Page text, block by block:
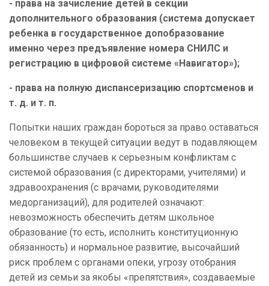
- права на зачисление детей в секции
дополнительного образования (система допускает
ребенка в государственное допобразование
именно через предъявление номера СНИЛС и
регистрацию в цифровой системе «Навигатор»);
- права на полную диспансеризацию спортсменов и
т. д. и т. п.
Попытки наших граждан бороться за право оставаться
человеком в текущей ситуации ведут в подавляющем
большинстве случаев к серьезным конфликтам с
системой образования (с директорами, учителями) и
здравоохранения (с врачами, руководителями
медорганизаций), для родителей означают:
невозможность обеспечить детям школьное
образование (то есть, исполнить конституционную
обязанность) и нормальное развитие, высочайший
риск проблем с органами опеки, угрозу отобрания
детей из семьи за якобы «препятствия», создаваемые